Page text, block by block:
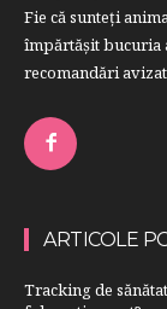
Fie că sunteţi
împărtăşit bucuria
recomandări
ARTICOLE
Tracking de